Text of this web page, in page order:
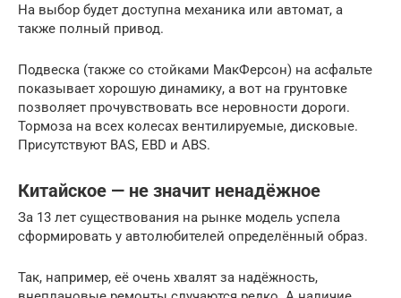
На выбор будет доступна механика или автомат, а
также полный привод.
Подвеска (также со стойками МакФерсон) на асфальте
показывает хорошую динамику, а вот на грунтовке
позволяет прочувствовать все неровности дороги.
Тормоза на всех колесах вентилируемые, дисковые.
Присутствуют BAS, EBD и ABS.
Китайское — не значит ненадёжное
За 13 лет существования на рынке модель успела
сформировать у автолюбителей определённый образ.
Так, например, её очень хвалят за надёжность,